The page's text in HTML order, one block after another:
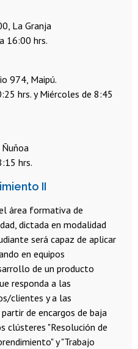
La Granja
16:00 hrs.
974, Maipú.
hrs. y Miércoles de 8:45
hrs.
II
área formativa de
dictada en modalidad
será capaz de aplicar
en equipos
de un producto
responda a las
clientes y a las
de encargos de baja
clústeres "Resolución de
y "Trabajo